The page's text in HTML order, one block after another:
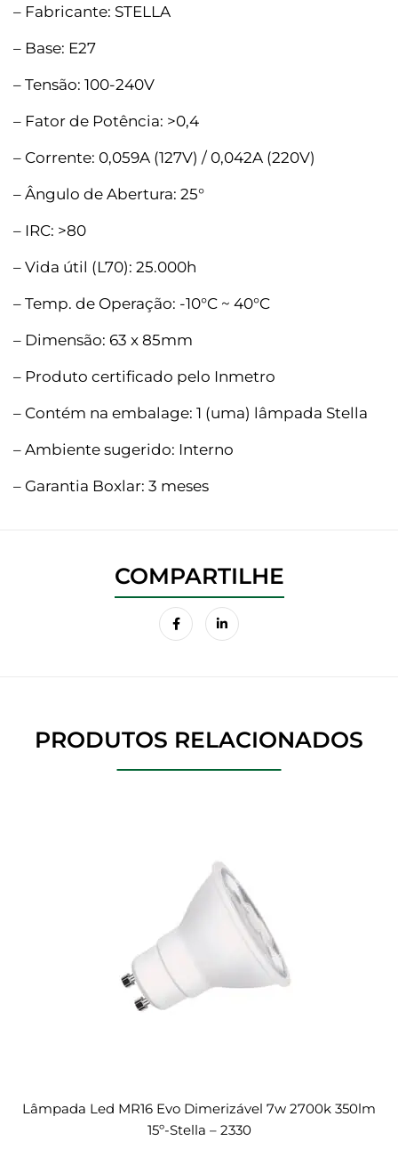
– Fabricante: STELLA
– Base: E27
– Tensão: 100-240V
– Fator de Potência: >0,4
– Corrente: 0,059A (127V) / 0,042A (220V)
– Ângulo de Abertura: 25°
– IRC: >80
– Vida útil (L70): 25.000h
– Temp. de Operação: -10°C ~ 40°C
– Dimensão: 63 x 85mm
– Produto certificado pelo Inmetro
– Contém na embalage: 1 (uma) lâmpada Stella
– Ambiente sugerido: Interno
– Garantia Boxlar: 3 meses
PRODUTOS RELACIONADOS
Lâmpada Led MR16 Evo Dimerizável 7w 2700k 350lm
15º-Stella – 2330